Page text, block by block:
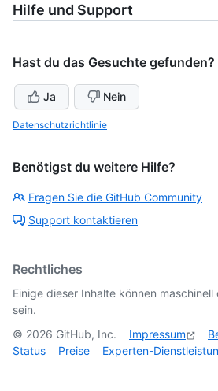
Hilfe und Support
Hast du das Gesuchte gefunden?
Ja Nein
Datenschutzrichtlinie
Benötigst du weitere Hilfe?
Fragen Sie die GitHub Community
Support kontaktieren
Rechtliches
Einige dieser Inhalte können
sein.
© 2026 GitHub, Inc. Impressum
Status
Preise Experten-